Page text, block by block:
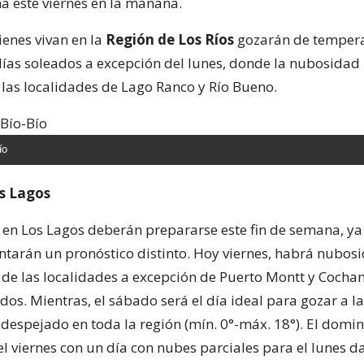
vivan en la Región de Los Ríos gozarán de
soleados a excepción del lunes, donde la
localidades de Lago Ranco y Río Bueno.
Lagos
Los Lagos deberán prepararse este fin de semana,
un pronóstico distinto. Hoy viernes, habrá
las localidades a excepción de Puerto Montt y
Mientras, el sábado será el día ideal para gozar a
en toda la región (mín. 0°-máx. 18°). El
viernes con un día con nubes parciales para el lunes